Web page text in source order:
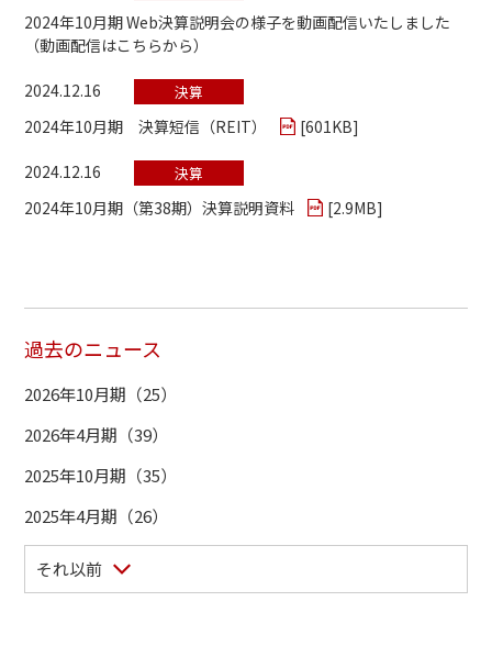
2024年10月期 Web決算説明会の様子を動画配信いたしました
（動画配信はこちらから）
2024.12.16 決算
2024年10月期 決算短信（REIT） [601KB]
2024.12.16 決算
2024年10月期（第38期）決算説明資料 [2.9MB]
過去のニュース
2026年10月期（25）
2026年4月期（39）
2025年10月期（35）
2025年4月期（26）
それ以前